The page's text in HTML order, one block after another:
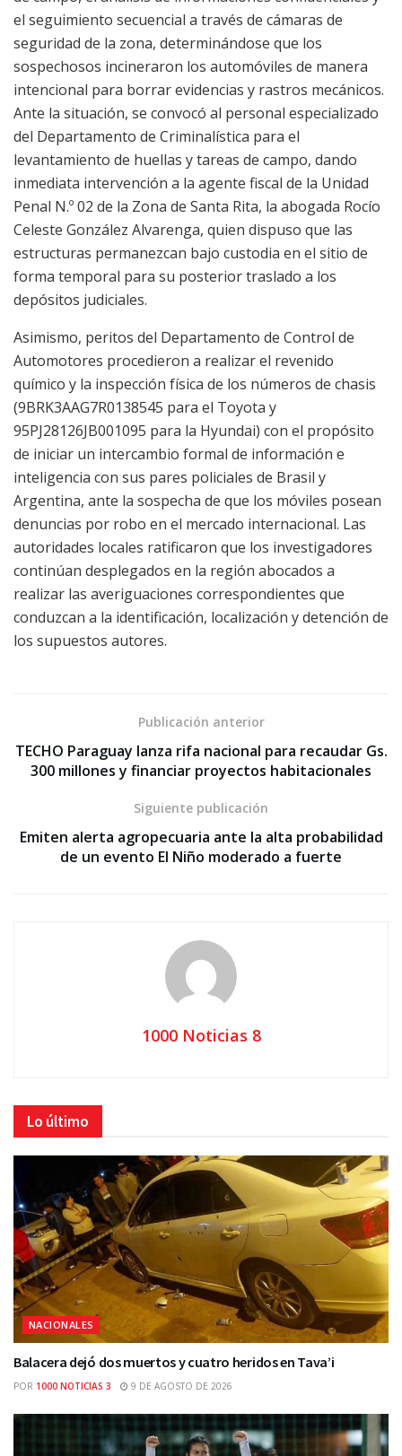
el seguimiento secuencial a través de cámaras de
seguridad de la zona, determinándose que los
sospechosos incineraron los automóviles de manera
intencional para borrar evidencias y rastros mecánicos.
Ante la situación, se convocó al personal especializado
del Departamento de Criminalística para el
levantamiento de huellas y tareas de campo, dando
inmediata intervención a la agente fiscal de la Unidad
Penal N.º 02 de la Zona de Santa Rita, la abogada Rocío
Celeste González Alvarenga, quien dispuso que las
estructuras permanezcan bajo custodia en el sitio de
forma temporal para su posterior traslado a los
depósitos judiciales.
Asimismo, peritos del Departamento de Control de
Automotores procedieron a realizar el revenido
químico y la inspección física de los números de chasis
(9BRK3AAG7R0138545 para el Toyota y
95PJ28126JB001095 para la Hyundai) con el propósito
de iniciar un intercambio formal de información e
inteligencia con sus pares policiales de Brasil y
Argentina, ante la sospecha de que los móviles posean
denuncias por robo en el mercado internacional. Las
autoridades locales ratificaron que los investigadores
continúan desplegados en la región abocados a
realizar las averiguaciones correspondientes que
conduzcan a la identificación, localización y detención de
los supuestos autores.
Publicación anterior
TECHO Paraguay lanza rifa nacional para recaudar Gs.
300 millones y financiar proyectos habitacionales
Siguiente publicación
Emiten alerta agropecuaria ante la alta probabilidad
de un evento El Niño moderado a fuerte
1000 Noticias 8
Lo último
NACIONALES
Balacera dejó dos muertos y cuatro heridos en Tava’i
POR 1000 NOTICIAS 3 9 DE AGOSTO DE 2026